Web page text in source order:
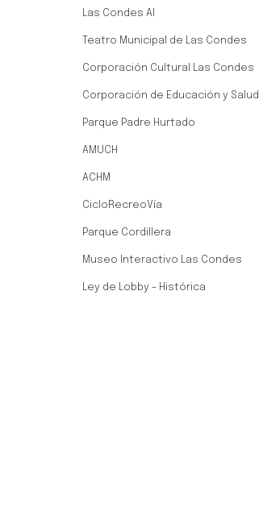
Las Condes AI
Teatro Municipal de Las Condes
Corporación Cultural Las Condes
Corporación de Educación y Salud
Parque Padre Hurtado
AMUCH
ACHM
CicloRecreoVía
Parque Cordillera
Museo Interactivo Las Condes
Ley de Lobby - Histórica